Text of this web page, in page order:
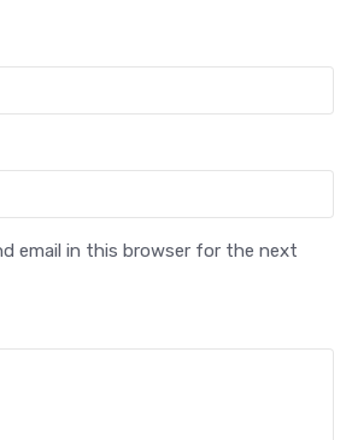
email in this browser for the next